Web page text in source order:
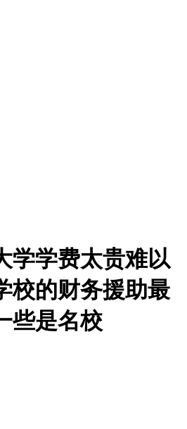
学学费太贵难以
校的财务援助最
些是名校